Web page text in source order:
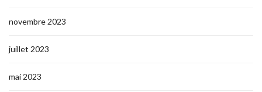
novembre 2023
juillet 2023
mai 2023